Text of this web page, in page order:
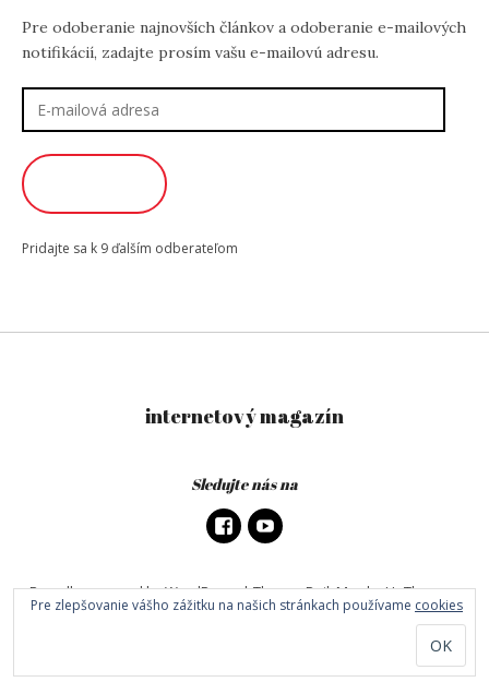
Pre odoberanie najnovších článkov a odoberanie e-mailových
notifikácií, zadajte prosím vašu e-mailovú adresu.
adresa
Pridajte sa k 9 ďalším odberateľom
internetový magazín
Sledujte nás na
Proudly powered by WordPress|Theme: DailyMag byUpThemes.
Pre zlepšovanie vášho zážitku na našich stránkach používame cookies